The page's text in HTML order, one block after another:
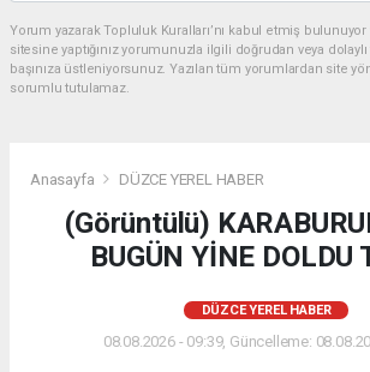
Yorum yazarak Topluluk Kuralları’nı kabul etmiş
sitesine yaptığınız yorumunuzla ilgili doğrudan veya
başınıza üstleniyorsunuz. Yazılan tüm yorumlardan site
sorumlu tutulamaz.
Anasayfa DÜZCE YEREL HABER
(Görüntülü)
BUGÜN YİNE DOLDU
DÜZCE YEREL HABER
08.08.2026 - 09:39, Güncelleme: